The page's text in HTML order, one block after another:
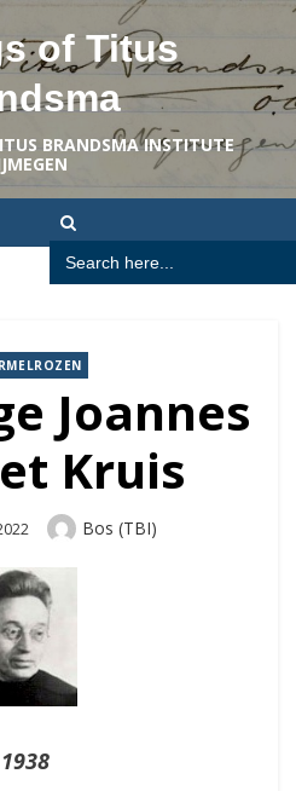
of Titus
BRANDSMA INSTITUTE
Search
for:
Joannes
Kruis
Author
Bos (TBI)
1938